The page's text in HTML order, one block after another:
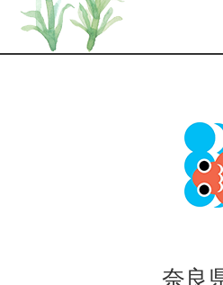
ページの先頭へ
奈良